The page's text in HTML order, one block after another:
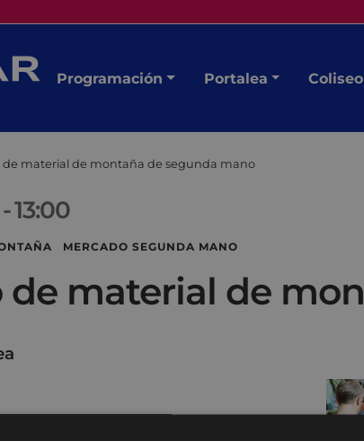
Programación Portalea Coliseo
de material de montaña de segunda mano
-13:00
MERCADO SEGUNDA MANO
de material de